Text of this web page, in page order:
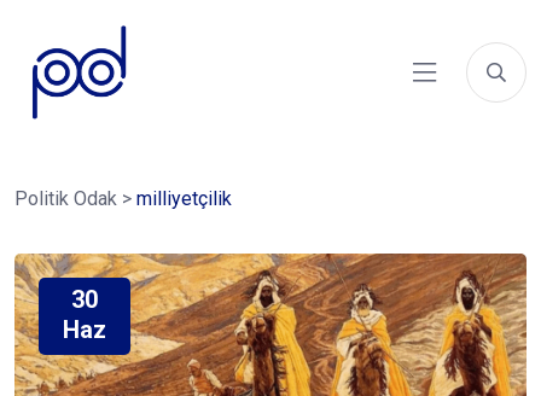
Politik Odak > milliyetçilik
30
Haz